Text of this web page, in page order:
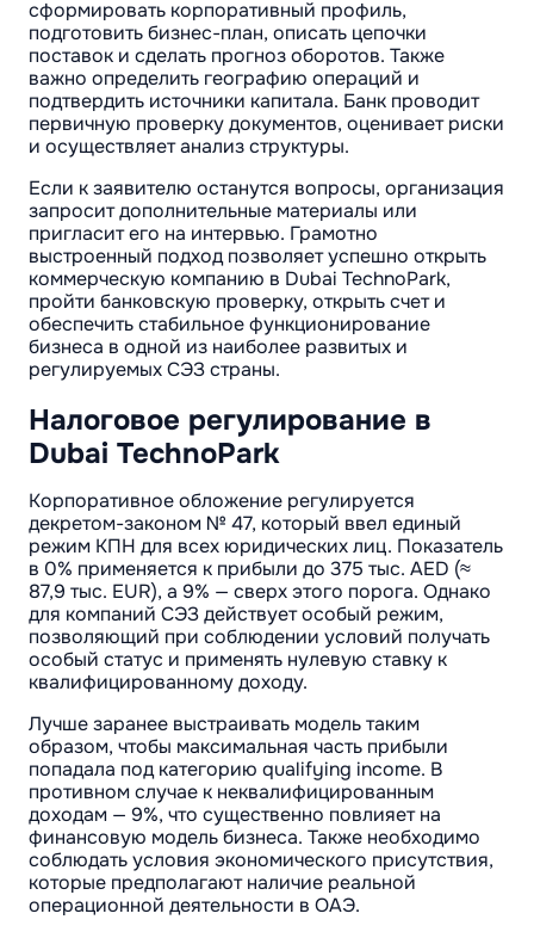
сформировать корпоративный профиль,
подготовить бизнес-план, описать цепочки
поставок и сделать прогноз оборотов. Также
важно определить географию операций и
подтвердить источники капитала. Банк проводит
первичную проверку документов, оценивает риски
и осуществляет анализ структуры.
Если к заявителю останутся вопросы, организация
запросит дополнительные материалы или
пригласит его на интервью. Грамотно
выстроенный подход позволяет успешно открыть
коммерческую компанию в Dubai TechnoPark,
пройти банковскую проверку, открыть счет и
обеспечить стабильное функционирование
бизнеса в одной из наиболее развитых и
регулируемых СЭЗ страны.
Налоговое регулирование в
Dubai TechnoPark
Корпоративное обложение регулируется
декретом-законом № 47, который ввел единый
режим КПН для всех юридических лиц. Показатель
в 0% применяется к прибыли до 375 тыс. AED (≈
87,9 тыс. EUR), а 9% — сверх этого порога. Однако
для компаний СЭЗ действует особый режим,
позволяющий при соблюдении условий получать
особый статус и применять нулевую ставку к
квалифицированному доходу.
Лучше заранее выстраивать модель таким
образом, чтобы максимальная часть прибыли
попадала под категорию qualifying income. В
противном случае к неквалифицированным
доходам — 9%, что существенно повлияет на
финансовую модель бизнеса. Также необходимо
соблюдать условия экономического присутствия,
которые предполагают наличие реальной
операционной деятельности в ОАЭ.